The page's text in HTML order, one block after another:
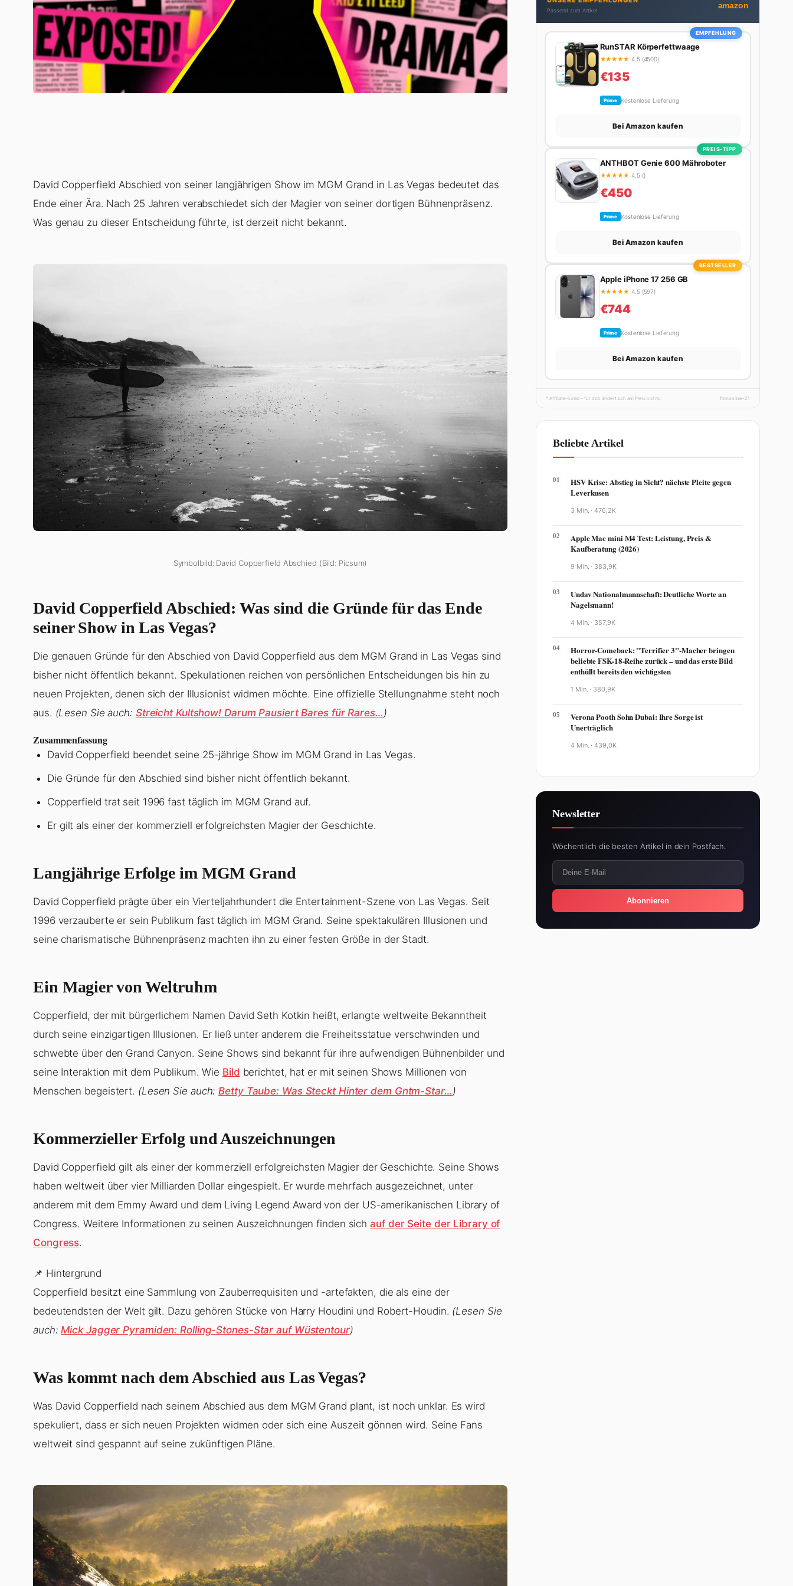
David Copperfield Abschied von seiner langjährigen Show im MGM Grand in Las Vegas bedeutet das
Ende einer Ära. Nach 25 Jahren verabschiedet sich der Magier von seiner dortigen Bühnenpräsenz.
Was genau zu dieser Entscheidung führte, ist derzeit nicht bekannt.
Symbolbild: David Copperfield Abschied (Bild: Picsum)
David Copperfield Abschied: Was sind die Gründe für das Ende
seiner Show in Las Vegas?
Die genauen Gründe für den Abschied von David Copperfield aus dem MGM Grand in Las Vegas sind
bisher nicht öffentlich bekannt. Spekulationen reichen von persönlichen Entscheidungen bis hin zu
neuen Projekten, denen sich der Illusionist widmen möchte. Eine offizielle Stellungnahme steht noch
aus. (Lesen Sie auch: Streicht Kultshow! Darum Pausiert Bares für Rares… )
Zusammenfassung
David Copperfield beendet seine 25-jährige Show im MGM Grand in Las Vegas.
Die Gründe für den Abschied sind bisher nicht öffentlich bekannt.
Copperfield trat seit 1996 fast täglich im MGM Grand auf.
Er gilt als einer der kommerziell erfolgreichsten Magier der Geschichte.
Langjährige Erfolge im MGM Grand
David Copperfield prägte über ein Vierteljahrhundert die Entertainment-Szene von Las Vegas. Seit
1996 verzauberte er sein Publikum fast täglich im MGM Grand. Seine spektakulären Illusionen und
seine charismatische Bühnenpräsenz machten ihn zu einer festen Größe in der Stadt.
Ein Magier von Weltruhm
Copperfield, der mit bürgerlichem Namen David Seth Kotkin heißt, erlangte weltweite Bekanntheit
durch seine einzigartigen Illusionen. Er ließ unter anderem die Freiheitsstatue verschwinden und
schwebte über den Grand Canyon. Seine Shows sind bekannt für ihre aufwendigen Bühnenbilder und
seine Interaktion mit dem Publikum. Wie Bild berichtet, hat er mit seinen Shows Millionen von
Menschen begeistert. (Lesen Sie auch:Betty Taube: Was Steckt Hinter dem Gntm-Star… )
Kommerzieller Erfolg und Auszeichnungen
David Copperfield gilt als einer der kommerziell erfolgreichsten Magier der Geschichte. Seine Shows
haben weltweit über vier Milliarden Dollar eingespielt. Er wurde mehrfach ausgezeichnet, unter
anderem mit dem Emmy Award und dem Living Legend Award von der US-amerikanischen Library of
Congress. Weitere Informationen zu seinen Auszeichnungen finden sichauf der Seite der Library of
Congress.
📌 Hintergrund
Copperfield besitzt eine Sammlung von Zauberrequisiten und -artefakten, die als eine der
bedeutendsten der Welt gilt. Dazu gehören Stücke von Harry Houdini und Robert-Houdin. (Lesen Sie
auch:Mick Jagger Pyramiden: Rolling-Stones-Star auf Wüstentour)
Was kommt nach dem Abschied aus Las Vegas?
Was David Copperfield nach seinem Abschied aus dem MGM Grand plant, ist noch unklar. Es wird
spekuliert, dass er sich neuen Projekten widmen oder sich eine Auszeit gönnen wird. Seine Fans
weltweit sind gespannt auf seine zukünftigen Pläne.
Erfahrung – ihre Wohnung wurde schon zweimal in
Design-Blogs gefeatured.
Passend zum Artikel
amazon
EMPFEHLUNG
RunSTAR Körperfettwaage
★★★★★ 4.5 (4500)
€135
Prime Kostenlose Lieferung
Bei Amazon kaufen
PREIS-TIPP
ANTHBOT Genie 600 Mähroboter
★★★★★ 4.5 ()
€450
Prime Kostenlose Lieferung
Bei Amazon kaufen
BESTSELLER
Apple iPhone 17 256 GB
★★★★★ 4.5 (597)
€744
Prime Kostenlose Lieferung
Bei Amazon kaufen
* Affiliate-Links – für dich ändert sich am Preis nichts. fhmonline-21
Beliebte Artikel
01
HSV Krise: Abstieg in Sicht? nächste Pleite gegen
Leverkusen
3 Min. ·476,2K
02
Apple Mac mini M4 Test: Leistung, Preis &
Kaufberatung (2026)
9 Min. · 383,9K
03
Undav Nationalmannschaft: Deutliche Worte an
Nagelsmann!
4 Min. · 357,9K
04
Horror-Comeback: "Terrifier 3"-Macher bringen
beliebte FSK-18-Reihe zurück – und das erste Bild
enthüllt bereits den wichtigsten
1 Min. · 380,9K
05
Verona Pooth Sohn Dubai: Ihre Sorge ist
Unerträglich
4 Min. ·439,0K
Newsletter
Wöchentlich die besten Artikel in dein Postfach.
Abonnieren